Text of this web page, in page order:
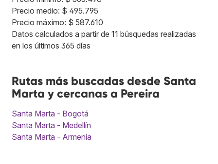
Precio medio: $ 495.795
Precio máximo: $ 587.610
Datos calculados a partir de 11 búsquedas realizadas
en los últimos 365 días
Rutas más buscadas desde Santa
Marta y cercanas a Pereira
Santa Marta - Bogotá
Santa Marta - Medellín
Santa Marta - Armenia